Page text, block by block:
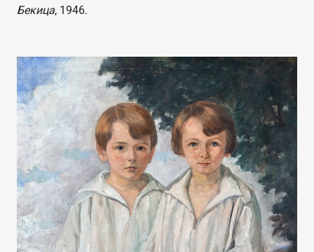
Бекица, 1946.